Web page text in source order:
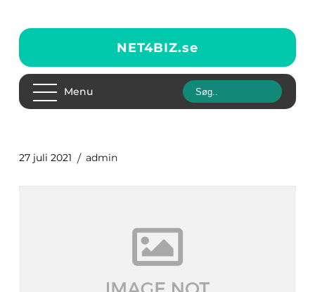
NET4BIZ.se
Menu
27 juli 2021 admin